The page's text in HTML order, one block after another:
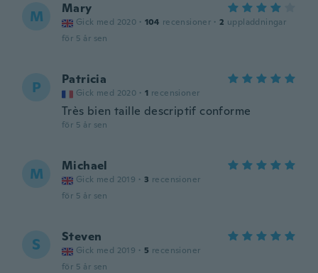
M Mary
Gick med 2020 · 104 recensioner · 2 uppladdningar
för 5 år sen
P Patricia
Gick med 2020 · 1 recensioner
Très bien taille descriptif conforme
för 5 år sen
M Michael
Gick med 2019 · 3 recensioner
för 5 år sen
S Steven
Gick med 2019 · 5 recensioner
för 5 år sen